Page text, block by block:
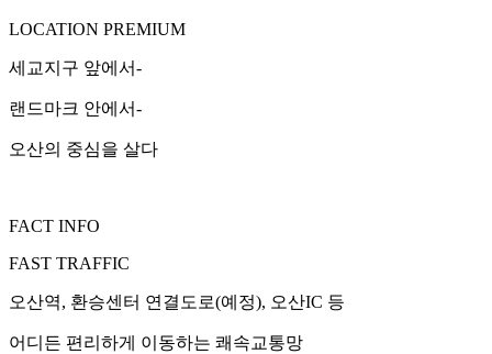
LOCATION PREMIUM
세교지구 앞에서-
랜드마크 안에서-
오산의 중심을 살다
FACT INFO
FAST TRAFFIC
오산역, 환승센터 연결도로(예정), 오산IC 등
어디든 편리하게 이동하는 쾌속교통망